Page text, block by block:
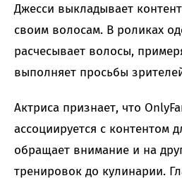
Джесси выкладывает
своим волосам. В роликах
расчесывает волосы,
выполняет просьбы
Актриса признает, что
ассоциируется с контентом
обращает внимание и на
тренировок до кулинарии.